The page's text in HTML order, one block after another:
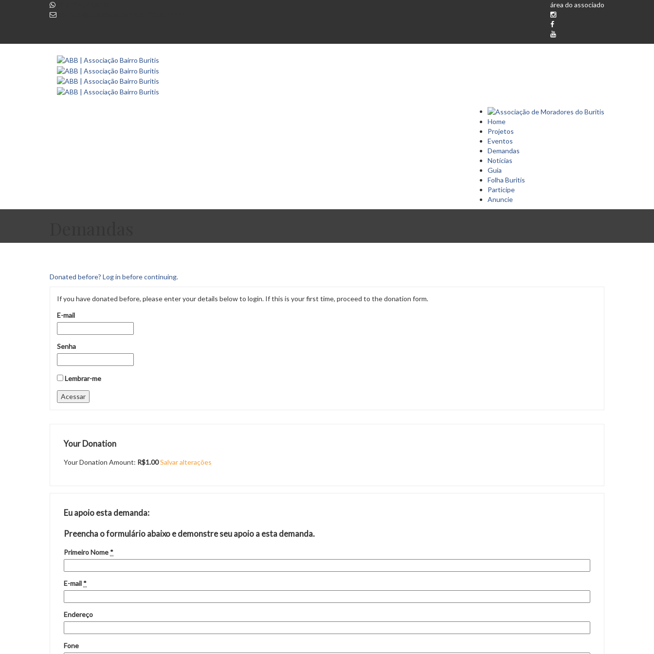
área do associado
Home
Projetos
Eventos
Demandas
Notícias
Guia
Folha Buritis
Participe
Anuncie
Donated before? Log in before continuing.
If you have donated before, please enter your details below to login. If this is your first time, proceed to the donation form.
E-mail
Senha
Lembrar-me
Your Donation
Your Donation Amount: R$1.00Salvar alterações
Eu apoio esta demanda:
Preencha o formulário abaixo e demonstre seu apoio a esta demanda.
Primeiro Nome *
E-mail *
Endereço
Fone